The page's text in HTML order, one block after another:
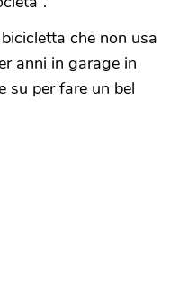
che non usa
anni in garage in
su per fare un bel